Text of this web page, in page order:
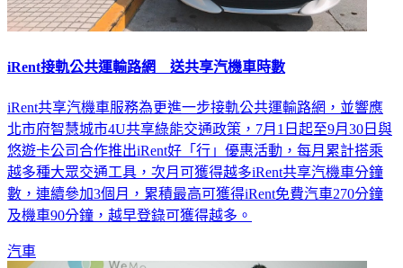
iRent接軌公共運輸路網 送共享汽機車時數
iRent共享汽機車服務為更進一步接軌公共運輸路網，並響應
北市府智慧城市4U共享綠能交通政策，7月1日起至9月30日與
悠遊卡公司合作推出iRent好「行」優惠活動，每月累計搭乘
越多種大眾交通工具，次月可獲得越多iRent共享汽機車分鐘
數，連續參加3個月，累積最高可獲得iRent免費汽車270分鐘
及機車90分鐘，越早登錄可獲得越多。
汽車